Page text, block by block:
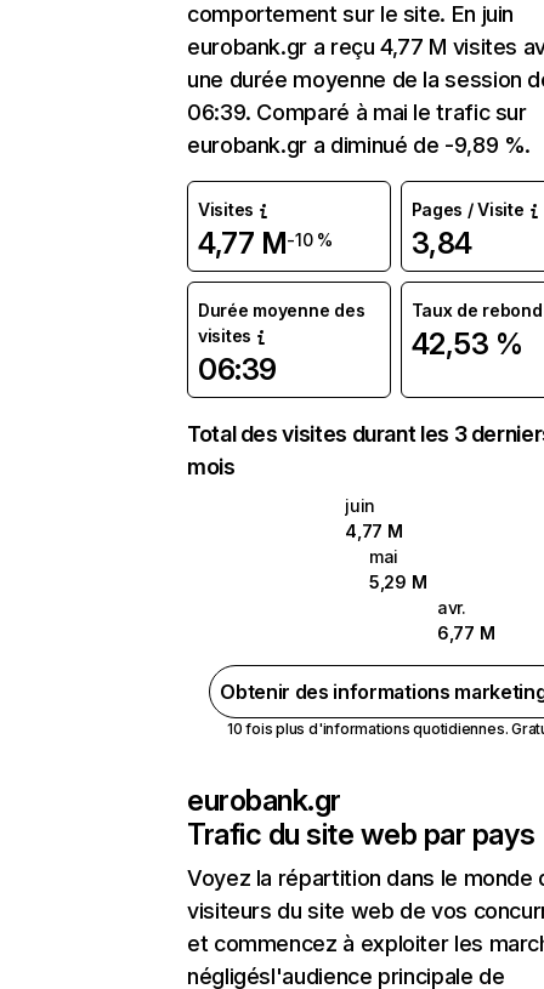
comportement sur le site. En juin
eurobank.gr a reçu 4,77 M visites
une durée moyenne de la session
06:39. Comparé à mai le trafic sur
eurobank.gr a diminué de -9,89 %.
Visites
4,77 M-10 %
Pages / Visite
3,84
Durée moyenne des
visites
06:39
Taux de rebond
42,53 %
Total des visites durant les 3
mois
juin
4,77 M
mai
5,29 M
avr.
6,77 M
Obtenir des informations
10 fois plus d'informations quotidiennes.
eurobank.gr
Trafic du site web par pays
Voyez la répartition dans le monde
visiteurs du site web de vos
et commencez à exploiter les
négligésl'audience principale de